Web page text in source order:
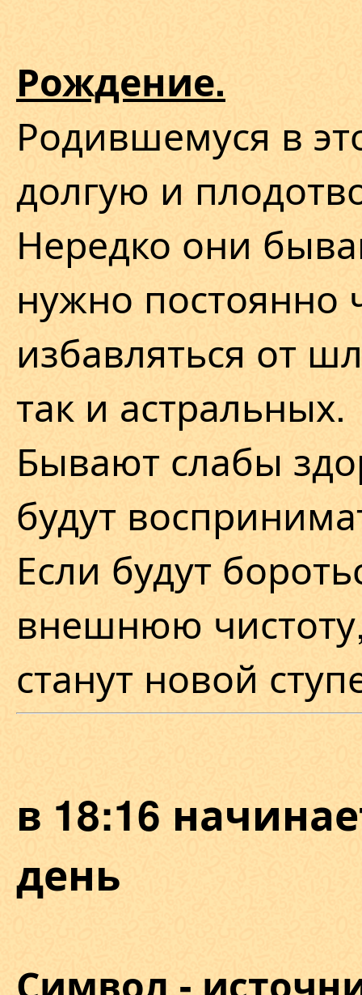
Рождение.
Родившемуся в
долгую и
Нередко они
нужно постоянно
избавляться от
так и астральных.
Бывают слабы
будут
Если будут
внешнюю
станут новой
в 18:16
день